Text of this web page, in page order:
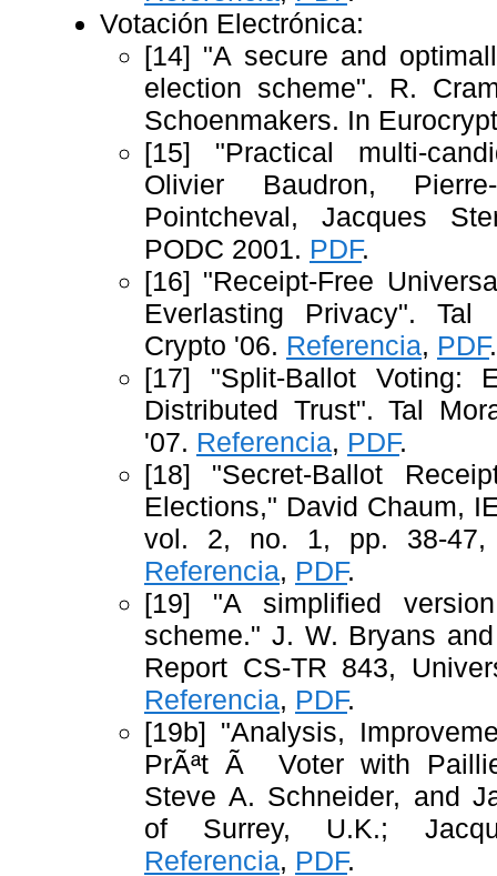
Votación Electrónica:
[14] "A secure and
election scheme". R.
Schoenmakers. In
[15] "Practical multi-
Olivier Baudron,
Pointcheval, Jacques
PODC 2001. PDF.
[16] "Receipt-Free
Everlasting Privacy".
Crypto '06. Referencia, PDF.
[17] "Split-Ballot Voting:
Distributed Trust". Tal
'07. Referencia, PDF.
[18] "Secret-Ballot
Elections," David Chaum,
vol. 2, no. 1, pp. 38-47,
Referencia, PDF.
[19] "A simplified
scheme." J. W. Bryans
Report CS-TR 843,
Referencia, PDF.
[19b] "Analysis,
PrÃªt Ã Voter with
Steve A. Schneider, and
of Surrey, U.K.;
Referencia, PDF.